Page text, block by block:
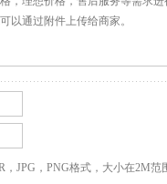
，JPG，PNG格式，大小在2M范